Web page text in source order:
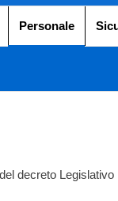
Personale
decreto